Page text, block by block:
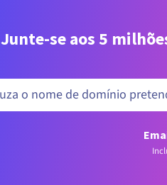
Junte-se aos 5